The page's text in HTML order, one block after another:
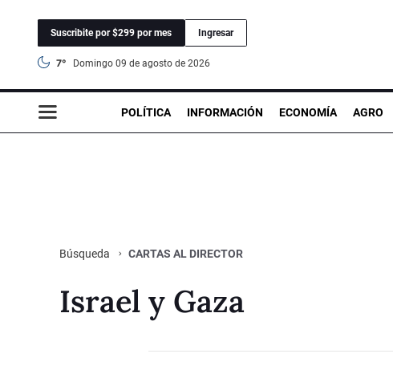
Suscribite por $299 por mes Ingresar
7° domingo 09 de agosto de 2026
POLÍTICA INFORMACIÓN ECONOMÍA AGRO
Búsqueda CARTAS AL DIRECTOR
Israel y Gaza